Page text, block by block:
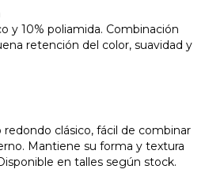
y 10% poliamida. Combinación
retención del color, suavidad y
clásico, fácil de combinar
Mantiene su forma y textura
en talles según stock.